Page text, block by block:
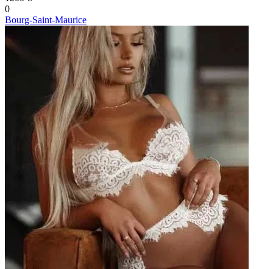
0
Bourg-Saint-Maurice